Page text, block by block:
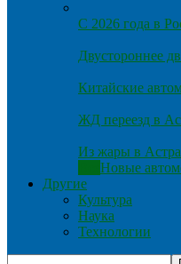
С 2026 года в
Двустороннее
Китайские
ЖД переезд в
Из жары в
Новые
Другие
Культура
Наука
Технологии